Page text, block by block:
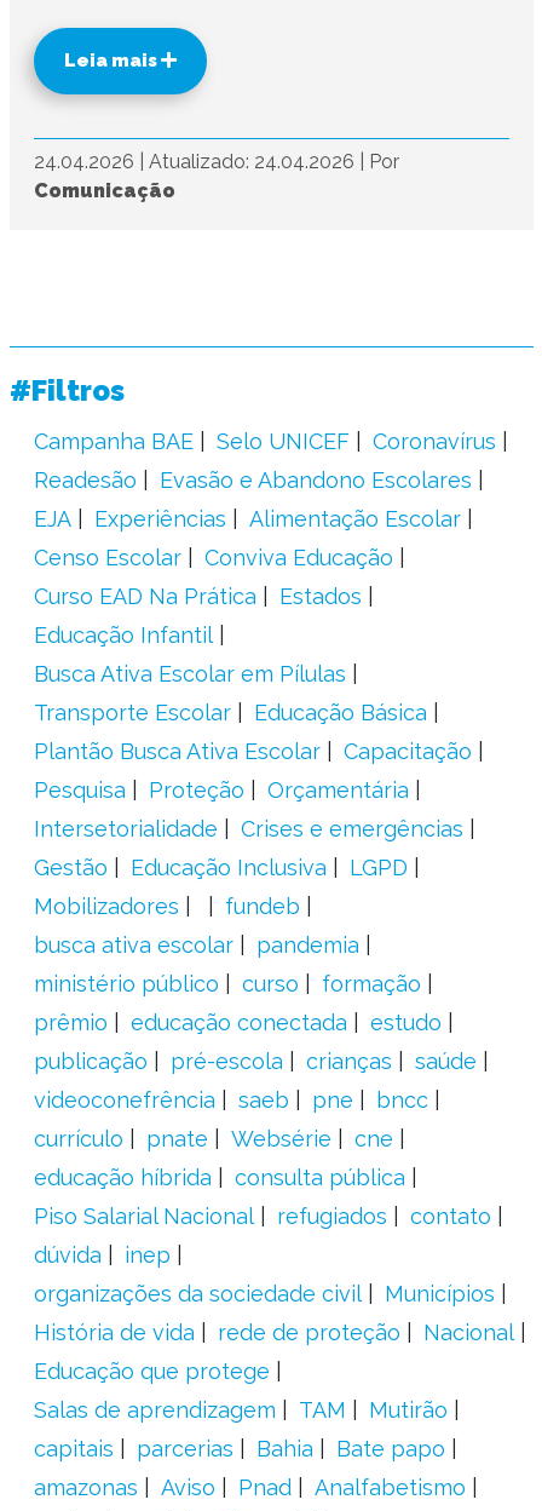
Leia mais
24.04.2026 Atualizado: 24.04.2026
Por
Comunicação
#Filtros
Campanha BAE Selo UNICEF
Coronavírus
Readesão
Evasão e Abandono Escolares
EJA
Experiências
Alimentação Escolar
Censo Escolar
Conviva Educação
Curso EAD Na Prática
Estados
Educação Infantil
Busca Ativa Escolar em Pílulas
Transporte Escolar
Educação Básica
Plantão Busca Ativa Escolar
Capacitação
Pesquisa
Proteção
Orçamentária
Intersetorialidade
Crises e emergências
Gestão
Educação Inclusiva
LGPD
Mobilizadores
fundeb
busca ativa escolar
pandemia
ministério público
curso
formação
prêmio
educação conectada
estudo
publicação
pré-escola crianças
saúde
videoconefrência
saeb pne
bncc
currículo
pnate Websérie
cne
educação híbrida
consulta pública
Piso Salarial Nacional
refugiados
contato
dúvida
inep
organizações da sociedade civil
Municípios
História de vida
rede de proteção
Nacional
Educação que protege
Salas de aprendizagem
TAM
Mutirão
capitais
parcerias Bahia
Bate papo
amazonas
Aviso Pnad
Analfabetismo